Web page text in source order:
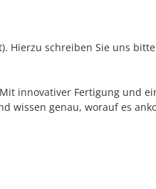
schreiben Sie uns
innovativer Fertigung und
wissen genau, worauf es